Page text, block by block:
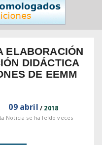
ELABORACIÓN
DIDÁCTICA
DE EEMM
09 abril / 2018
Noticia se ha leídoveces